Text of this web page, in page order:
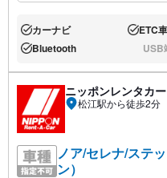
あり:カーナビ あり:ETC
あり:Bluetooth なし:USB
ニッポンレンタカー
松江駅から徒歩2分
ノア/セレナ/ステ
ン）